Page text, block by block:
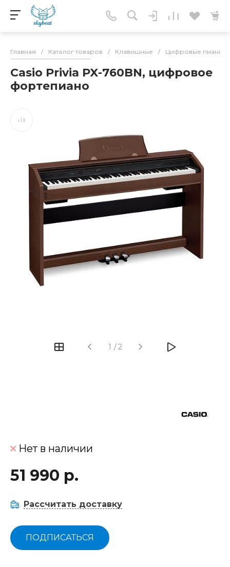
Главная / Каталог товаров / Клавишные / Цифровые
Casio Privia PX-760BN, цифровое
фортепиано
1 /2
Нет в наличии
51 990 р.
Рассчитать доставку
ПОДПИСАТЬСЯ